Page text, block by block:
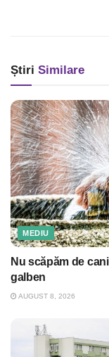
Știri Similare
MEDIU
Nu scăpăm de
galben
AUGUST 8, 2026